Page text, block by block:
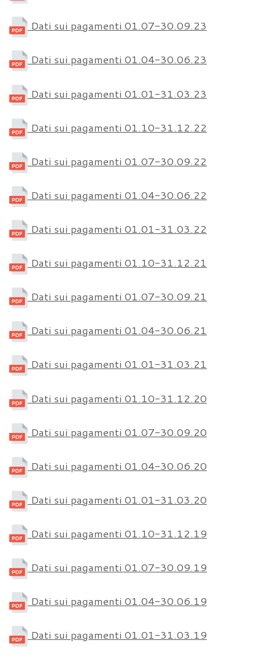
Dati sui pagamenti 01.07-30.09.23
Dati sui pagamenti 01.04-30.06.23
Dati sui pagamenti 01.01-31.03.23
Dati sui pagamenti 01.10-31.12.22
Dati sui pagamenti 01.07-30.09.22
Dati sui pagamenti 01.04-30.06.22
Dati sui pagamenti 01.01-31.03.22
Dati sui pagamenti 01.10-31.12.21
Dati sui pagamenti 01.07-30.09.21
Dati sui pagamenti 01.04-30.06.21
Dati sui pagamenti 01.01-31.03.21
Dati sui pagamenti 01.10-31.12.20
Dati sui pagamenti 01.07-30.09.20
Dati sui pagamenti 01.04-30.06.20
Dati sui pagamenti 01.01-31.03.20
Dati sui pagamenti 01.10-31.12.19
Dati sui pagamenti 01.07-30.09.19
Dati sui pagamenti 01.04-30.06.19
Dati sui pagamenti 01.01-31.03.19